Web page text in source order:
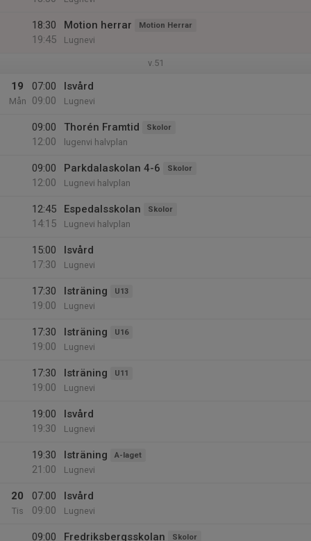
18:30
19:45
Motion herrar Motion Herrar
Lugnevi
v.51
19
Mån
07:00
09:00
Isvård
Lugnevi
09:00
12:00
Thorén Framtid Skolor
lugenvi halvplan
09:00
12:00
Parkdalaskolan 4-6 Skolor
Lugnevi halvplan
12:45
14:15
Espedalsskolan Skolor
Lugnevi halvplan
15:00
17:30
Isvård
Lugnevi
17:30
19:00
Isträning U13
Lugnevi
17:30
19:00
Isträning U16
Lugnevi
17:30
19:00
Isträning U11
Lugnevi
19:00
19:30
Isvård
Lugnevi
19:30
21:00
Isträning A-laget
Lugnevi
20
Tis
07:00
09:00
Isvård
Lugnevi
09:00 Fredriksbergsskolan Skolor